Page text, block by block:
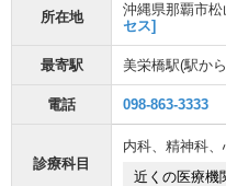
所在地 沖縄県那覇市
セス]
最寄駅 美栄橋駅(駅から
電話 098-863-3333
診療科目
内科、 精神科、
近くの医療機